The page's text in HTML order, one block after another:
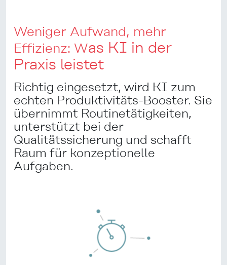
Weniger Aufwand, mehr
Effizienz: Was KI in der
Praxis leistet
Richtig eingesetzt, wird KI zum
echten Produktivitäts-Booster. Sie
übernimmt Routinetätigkeiten,
unterstützt bei der
Qualitätssicherung und schafft
Raum für konzeptionelle
Aufgaben.